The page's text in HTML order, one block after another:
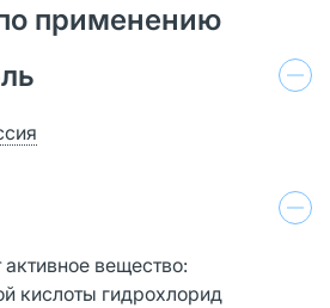
применению
вещество:
кислоты гидрохлорид